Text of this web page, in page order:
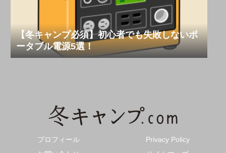
【冬キャンプ必須】初心者でも失敗しないポ
ータブル電源5選！
プロフィール
Privacy Policy